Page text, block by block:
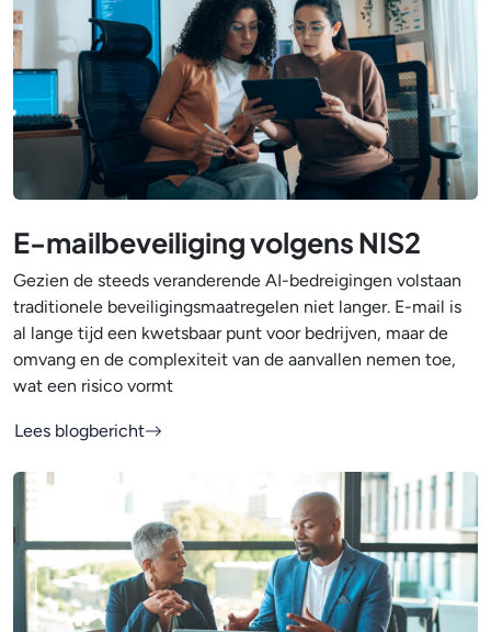
E-mailbeveiliging volgens NIS2
Gezien de steeds veranderende AI-bedreigingen volstaan
traditionele beveiligingsmaatregelen niet langer. E-mail is
al lange tijd een kwetsbaar punt voor bedrijven, maar de
omvang en de complexiteit van de aanvallen nemen toe,
wat een risico vormt
Lees blogbericht